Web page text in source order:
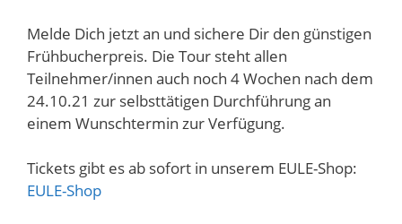
Melde Dich jetzt an und sichere Dir den günstigen
Frühbucherpreis. Die Tour steht allen
Teilnehmer/innen auch noch 4 Wochen nach dem
24.10.21 zur selbsttätigen Durchführung an
einem Wunschtermin zur Verfügung.
Tickets gibt es ab sofort in unserem EULE-Shop:
EULE-Shop